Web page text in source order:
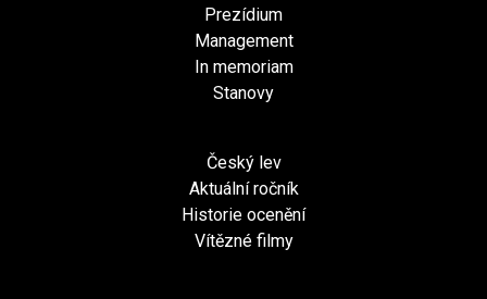
Prezídium
Management
In memoriam
Stanovy
Český lev
Aktuální ročník
Historie ocenění
Vítězné filmy